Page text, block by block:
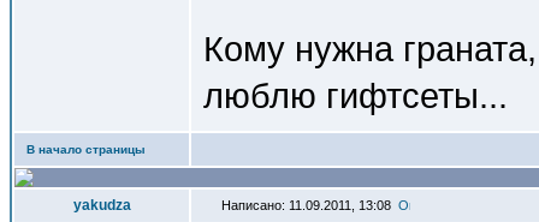
Кому нужна
люблю гифтсеты...
В начало страницы
yakudza Написано: 11.09.2011, 13:08